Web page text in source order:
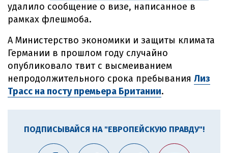
удалило сообщение о визе, написанное в
рамках флешмоба.
А Министерство экономики и защиты климата
Германии в прошлом году случайно
опубликовало твит с высмеиванием
непродолжительного срока пребывания Лиз
Трасс на посту премьера Британии.
ПОДПИСЫВАЙСЯ НА "ЕВРОПЕЙСКУЮ ПРАВДУ"!